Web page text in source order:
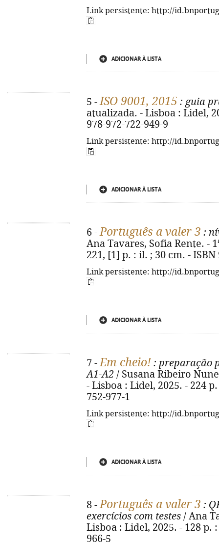
Link persistente: http://
ADICIONAR À LISTA
5 -ISO 9001, 2015 : guia
atualizada. - Lisboa : Lidel,
978-972-722-949-9
Link persistente: http://
ADICIONAR À LISTA
6 -Português a valer 3 :
Ana Tavares, Sofia Rente. -
221, [1] p. : il. ; 30 cm. - ISBN
Link persistente: http://
ADICIONAR À LISTA
7 -Em cheio! : preparação
A1-A2 / Susana Ribeiro
- Lisboa : Lidel, 2025. - 224
752-977-1
Link persistente: http://
ADICIONAR À LISTA
8 -Português a valer 3 :
exercícios com testes / Ana
Lisboa : Lidel, 2025. - 128 p.
966-5